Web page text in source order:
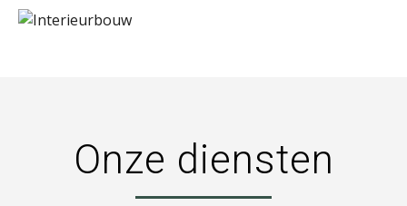
Onze diensten